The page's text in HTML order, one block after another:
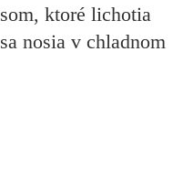
ktoré lichotia
nosia v chladnom